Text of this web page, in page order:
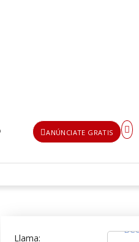
ANÚNCIATE GRATIS
Usuario o Email
Llama: